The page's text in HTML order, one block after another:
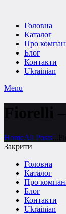
Головна
Каталог
Про
Блог
Контакти
Ukrainian
Menu
Fiorelli –
HomeAll Posts
Закрити
Головна
Каталог
Про
Блог
Контакти
Ukrainian